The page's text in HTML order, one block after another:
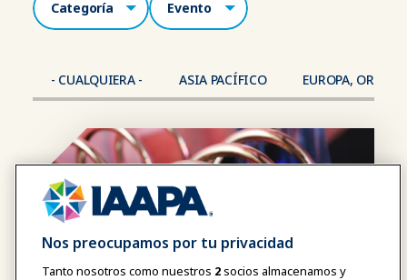
- CUALQUIERA - ASIA PACÍFICO EUROPA,
Nos preocupamos por tu privacidad
Tanto nosotros como nuestros 2socios almacenamos y